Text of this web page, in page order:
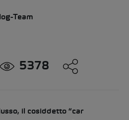
Team
5378
il cosiddetto “car